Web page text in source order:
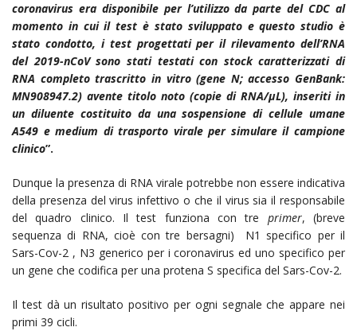
coronavirus era disponibile per l’utilizzo da parte del CDC al
momento in cui il test è stato sviluppato e questo studio è
stato condotto, i test progettati per il rilevamento dell’RNA
del 2019-nCoV sono stati testati con stock caratterizzati di
RNA completo trascritto in vitro (gene N; accesso GenBank:
MN908947.2) avente titolo noto (copie di RNA/µL), inseriti in
un diluente costituito da una sospensione di cellule umane
A549 e medium di trasporto virale per simulare il campione
clinico”.
Dunque la presenza di RNA virale potrebbe non essere indicativa
della presenza del virus infettivo o che il virus sia il responsabile
del quadro clinico. Il test funziona con tre primer, (breve
sequenza di RNA, cioè con tre bersagni) N1 specifico per il
Sars-Cov-2 , N3 generico per i coronavirus ed uno specifico per
un gene che codifica per una protena S specifica del Sars-Cov-2.
Il test dà un risultato positivo per ogni segnale che appare nei
primi 39 cicli.